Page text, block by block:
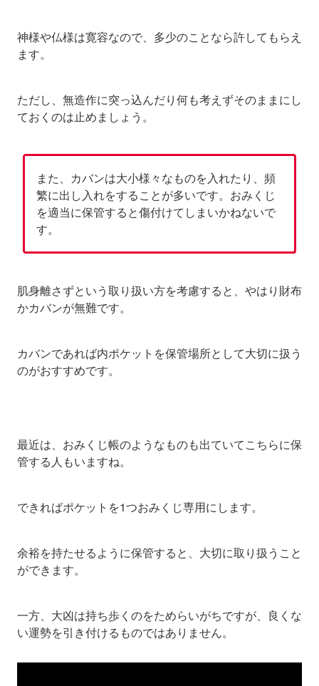
神様や仏様は寛容なので、多少のことなら許してもらえ
ます。
ただし、無造作に突っ込んだり何も考えずそのままにし
ておくのは止めましょう。
また、カバンは大小様々なものを入れたり、頻
繁に出し入れをすることが多いです。おみくじ
を適当に保管すると傷付けてしまいかねないで
す。
肌身離さずという取り扱い方を考慮すると、やはり財布
かカバンが無難です。
カバンであれば内ポケットを保管場所として大切に扱う
のがおすすめです。
最近は、おみくじ帳のようなものも出ていてこちらに保
管する人もいますね。
できればポケットを1つおみくじ専用にします。
余裕を持たせるように保管すると、大切に取り扱うこと
ができます。
一方、大凶は持ち歩くのをためらいがちですが、良くな
い運勢を引き付けるものではありません。